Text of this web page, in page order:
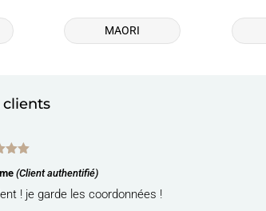
MAORI
clients
(Client authentifié)
! je garde les coordonnées !